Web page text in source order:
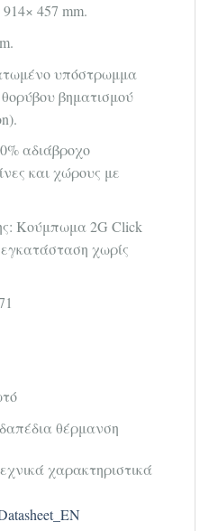
457 mm.
υπόστρωμμα
βηματισμού
αδιάβροχο
και χώρους με
Κούμπωμα 2G Click
χωρίς
θέρμανση
χαρακτηριστικά